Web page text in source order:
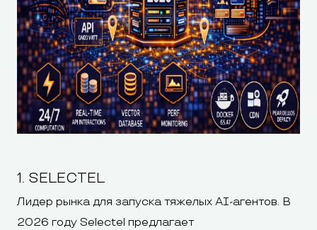
1. SELECTEL
Лидер рынка для запуска тяжелых AI-агентов. В
2026 году Selectel предлагает